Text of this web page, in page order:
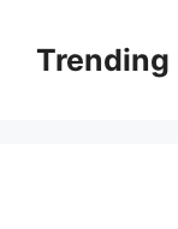
contentTrending